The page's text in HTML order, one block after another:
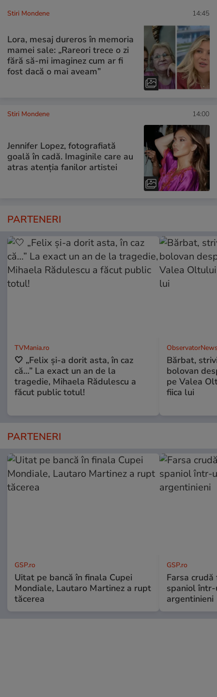
Stiri Mondene 14:45
Lora, mesaj dureros în memoria
mamei sale: „Rareori trece o zi
fără să-mi imaginez cum ar fi
fost dacă o mai aveam”
Stiri Mondene 14:00
Jennifer Lopez, fotografiată
goală în cadă. Imaginile care au
atras atenția fanilor artistei
PARTENERI
TVMania.ro
🤍 „Felix și-a dorit asta, în caz
că…” La exact un an de la
tragedie, Mihaela Rădulescu a
făcut public totul!
Bărbat,
bolovan
pe Valea
fiica lui
PARTENERI
GSP.ro
Uitat pe bancă în finala Cupei
Mondiale, Lautaro Martinez a rupt
tăcerea
GSP.ro
Farsa
spaniol într-
argentinieni